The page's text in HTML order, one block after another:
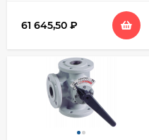
61 645,50 ₽